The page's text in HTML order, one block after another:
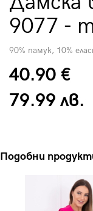
9077 -
90% памук, 10%
40.90 €
79.99 лв.
Подобни